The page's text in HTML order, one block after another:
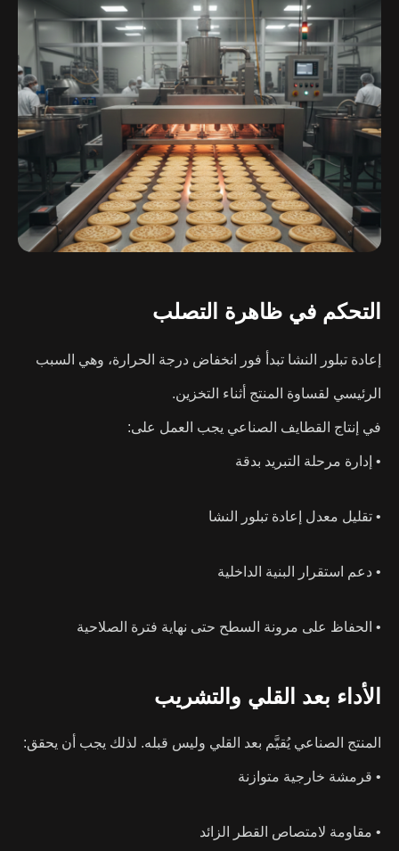
التحكم في ظاهرة التصلب
إعادة تبلور النشا تبدأ فور انخفاض درجة الحرارة، وهي السبب
الرئيسي لقساوة المنتج أثناء التخزين.
في إنتاج القطايف الصناعي يجب العمل على:
• إدارة مرحلة التبريد بدقة
• تقليل معدل إعادة تبلور النشا
• دعم استقرار البنية الداخلية
• الحفاظ على مرونة السطح حتى نهاية فترة الصلاحية
الأداء بعد القلي والتشريب
المنتج الصناعي يُقيَّم بعد القلي وليس قبله. لذلك يجب أن يحقق:
• قرمشة خارجية متوازنة
• مقاومة لامتصاص القطر الزائد